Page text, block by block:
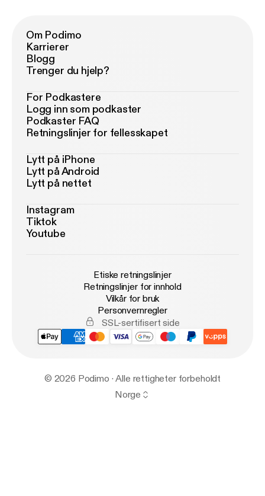
Om Podimo
Karrierer
Blogg
Trenger du hjelp?
For Podkastere
Logg inn som podkaster
Podkaster FAQ
Retningslinjer for fellesskapet
Lytt på iPhone
Lytt på Android
Lytt på nettet
Instagram
Tiktok
Youtube
Etiske retningslinjer
Retningslinjer for innhold
Vilkår for bruk
Personvernregler
SSL-sertifisert side
© 2026 Podimo · Alle rettigheter forbeholdt
Norge